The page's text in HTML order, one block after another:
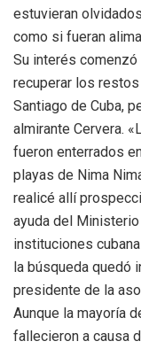
estuvieran
como si fueran
Su interés
recuperar los
Santiago de Cuba,
almirante Cervera.
fueron enterrados
playas de Nima
realicé allí
ayuda del
instituciones
la búsqueda quedó
presidente de la
Aunque la mayoría
fallecieron a causa